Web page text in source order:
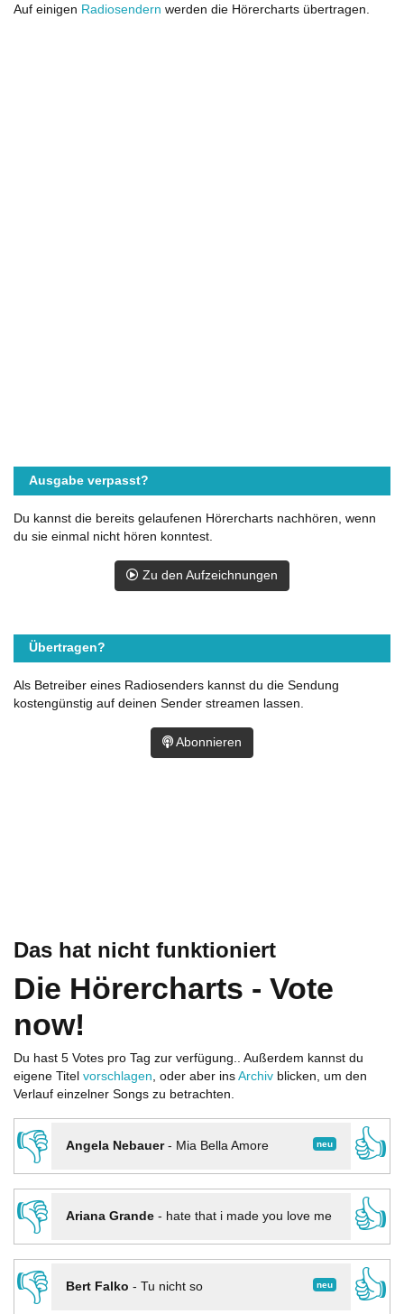
Das hat nicht funktioniert
Die Hörercharts - Vote
now!
Du hast 5 Votes pro Tag zur verfügung.. Außerdem kannst du
eigene Titel vorschlagen, oder aber ins Archiv blicken, um den
Verlauf einzelner Songs zu betrachten.
👎 neu
Angela Nebauer- Mia Bella Amore
👍
👎
Ariana Grande- hate that i made you love me
👍
👎
neu
Bert Falko - Tu nicht so
👍
Auf einigen Radiosendern werden die Hörercharts übertragen.
Ausgabe verpasst?
Du kannst die bereits gelaufenen Hörercharts nachhören, wenn
du sie einmal nicht hören konntest.
Zu den Aufzeichnungen
Übertragen?
Als Betreiber eines Radiosenders kannst du die Sendung
kostengünstig auf deinen Sender streamen lassen.
Abonnieren